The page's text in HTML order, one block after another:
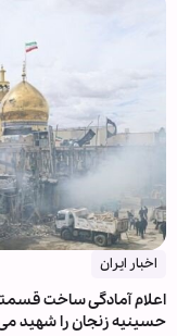
اخبار ایران
اعلام آمادگی ساخت
حسینیه زنجان را شهید